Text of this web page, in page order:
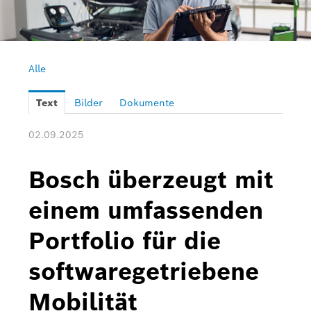
eBike Systems
Mobility
Power Tools
Buderus
Pressemappen
Hausgeräte
Downloads
Pressemappen
Alle
Text Bilder Dokumente
02.09.2025
Bosch überzeugt mit
einem umfassenden
Portfolio für die
softwaregetriebene
Mobilität